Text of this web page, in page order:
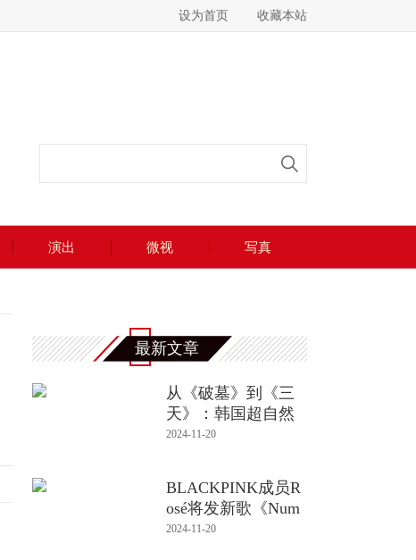
设为首页 收藏本站
演出 微视 写真
最新文章
从《破墓》到《三
天》：韩国超自然
题材电影掀
2024-11-20
BLACKPINK成员R
osé将发新歌《Num
ber One G
2024-11-20